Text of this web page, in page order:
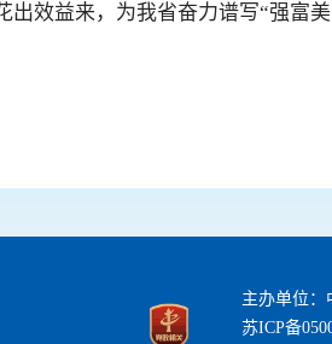
出效益来，为我省奋力谱写“强富
主办单位：
苏ICP备